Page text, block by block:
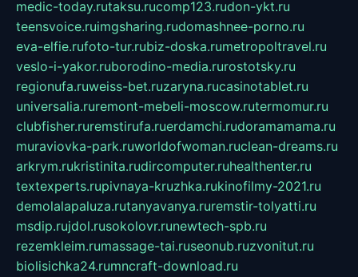
medic-today.rutaksu.rucomp123.rudon-ykt.ru
teensvoice.ruimgsharing.rudomashnee-porno.ru
eva-elfie.rufoto-tur.rubiz-doska.rumetropoltravel.ru
veslo-i-yakor.ruborodino-media.rurostotsky.ru
regionufa.ruweiss-bet.ruzaryna.rucasinotablet.ru
universalia.ruremont-mebeli-moscow.rutermomur.ru
clubfisher.ruremstirufa.ruerdamchi.rudoramamama.ru
muraviovka-park.ruworldofwoman.ruclean-dreams.ru
arkrym.rukristinita.rudircomputer.ruhealthenter.ru
textexperts.rupivnaya-kruzhka.rukinofilmy-2021.ru
demolalapaluza.rutanyavanya.ruremstir-tolyatti.ru
msdip.rujdol.rusokolovr.runewtech-spb.ru
rezemkleim.rumassage-tai.ruseonub.ruzvonitut.ru
biolisichka24.rumncraft-download.ru